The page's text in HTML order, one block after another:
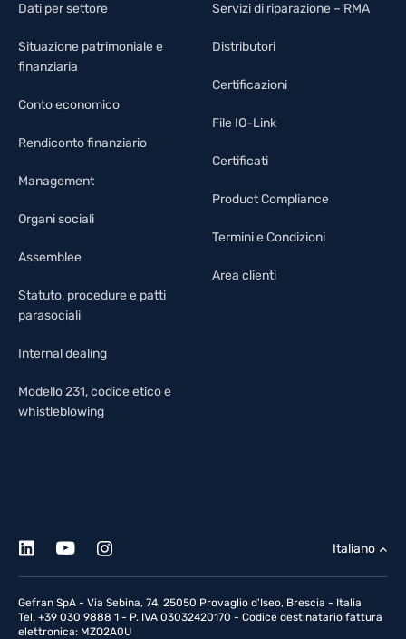
Dati per settore
Situazione patrimoniale e
finanziaria
Conto economico
Rendiconto finanziario
Management
Organi sociali
Assemblee
Statuto, procedure e patti
parasociali
Internal dealing
Modello 231, codice etico e
whistleblowing
Servizi di riparazione – RMA
Distributori
Certificazioni
File IO-Link
Certificati
Product Compliance
Termini e Condizioni
Area clienti
Gefran SpA - Via Sebina, 74, 25050 Provaglio d'Iseo, Brescia - Italia
Tel. +39 030 9888 1 - P. IVA 03032420170 - Codice destinatario fattura
elettronica: MZO2A0U
Italiano